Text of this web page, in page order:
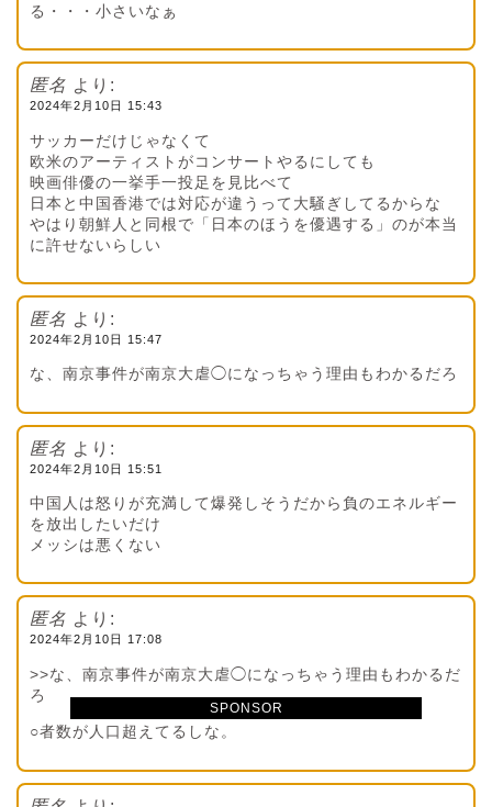
る・・・小さいなぁ
匿名 より:
2024年2月10日 15:43
サッカーだけじゃなくて
欧米のアーティストがコンサートやるにしても
映画俳優の一挙手一投足を見比べて
日本と中国香港では対応が違うって大騒ぎしてるからな
やはり朝鮮人と同根で「日本のほうを優遇する」のが本当
に許せないらしい
匿名 より:
2024年2月10日 15:47
な、南京事件が南京大虐◯になっちゃう理由もわかるだろ
匿名 より:
2024年2月10日 15:51
中国人は怒りが充満して爆発しそうだから負のエネルギー
を放出したいだけ
メッシは悪くない
匿名 より:
2024年2月10日 17:08
>>な、南京事件が南京大虐◯になっちゃう理由もわかるだ
ろ
○者数が人口超えてるしな。
SPONSOR